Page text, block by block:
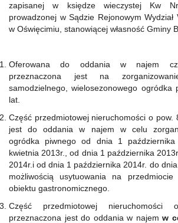
zapisanej w księdze wieczystej Kw Nr
prowadzonej w Sądzie Rejonowym Wydział
w Oświęcimiu, stanowiącej własność Gminy
Oferowana do oddania w najem
przeznaczona jest na
samodzielnego, wielosezonowego ogródka
lat.
Część przedmiotowej nieruchomości o pow.
jest do oddania w najem w celu
ogródka piwnego od dnia 1
kwietnia 2013r., od dnia 1 października
2014r.i od dnia 1 października 2014r. do
możliwością usytuowania na
obiektu gastronomicznego.
Część przedmiotowej
przeznaczona jest do oddania w najem w